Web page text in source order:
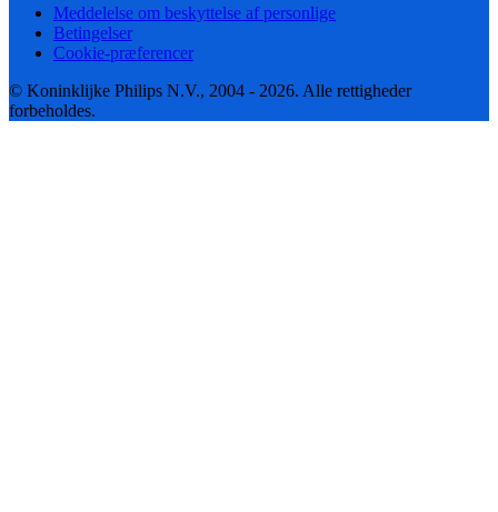
Meddelelse om beskyttelse af personlige
Betingelser
Cookie-præferencer
© Koninklijke Philips N.V., 2004 - 2026. Alle rettigheder
forbeholdes.